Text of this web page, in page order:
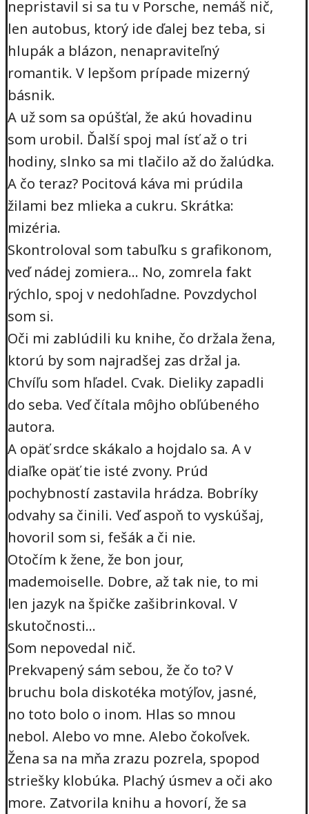
nepristavil si sa tu v Porsche, nemáš nič,
len autobus, ktorý ide ďalej bez teba, si
hlupák a blázon, nenapraviteľný
romantik. V lepšom prípade mizerný
básnik.
A už som sa opúšťal, že akú hovadinu
som urobil. Ďalší spoj mal ísť až o tri
hodiny, slnko sa mi tlačilo až do žalúdka.
A čo teraz? Pocitová káva mi prúdila
žilami bez mlieka a cukru. Skrátka:
mizéria.
Skontroloval som tabuľku s grafikonom,
veď nádej zomiera… No, zomrela fakt
rýchlo, spoj v nedohľadne. Povzdychol
som si.
Oči mi zablúdili ku knihe, čo držala žena,
ktorú by som najradšej zas držal ja.
Chvíľu som hľadel. Cvak. Dieliky zapadli
do seba. Veď čítala môjho obľúbeného
autora.
A opäť srdce skákalo a hojdalo sa. A v
diaľke opäť tie isté zvony. Prúd
pochybností zastavila hrádza. Bobríky
odvahy sa činili. Veď aspoň to vyskúšaj,
hovoril som si, fešák a či nie.
Otočím k žene, že bon jour,
mademoiselle. Dobre, až tak nie, to mi
len jazyk na špičke zašibrinkoval. V
skutočnosti…
Som nepovedal nič.
Prekvapený sám sebou, že čo to? V
bruchu bola diskotéka motýľov, jasné,
no toto bolo o inom. Hlas so mnou
nebol. Alebo vo mne. Alebo čokoľvek.
Žena sa na mňa zrazu pozrela, spopod
striešky klobúka. Plachý úsmev a oči ako
more. Zatvorila knihu a hovorí, že sa